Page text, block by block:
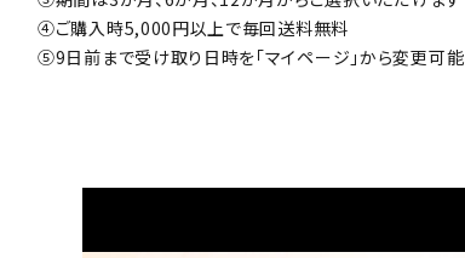
④ご購入時5,000円以上で毎回送料無料
⑤9日前まで受け取り日時を「マイページ」から変更可能